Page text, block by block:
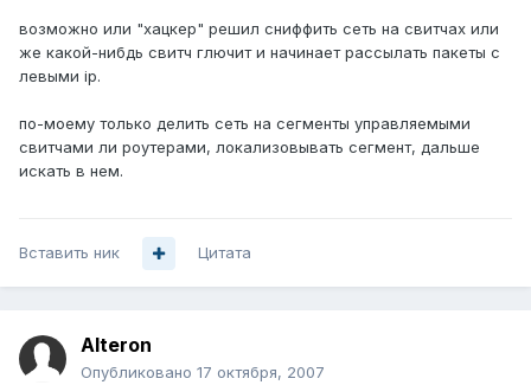
возможно или "хацкер" решил сниффить сеть на свитчах или
же какой-нибдь свитч глючит и начинает рассылать пакеты с
левыми ip.
по-моему только делить сеть на сегменты управляемыми
свитчами ли роутерами, локализовывать сегмент, дальше
искать в нем.
Вставить ник Цитата
Alteron
Опубликовано 17 октября, 2007